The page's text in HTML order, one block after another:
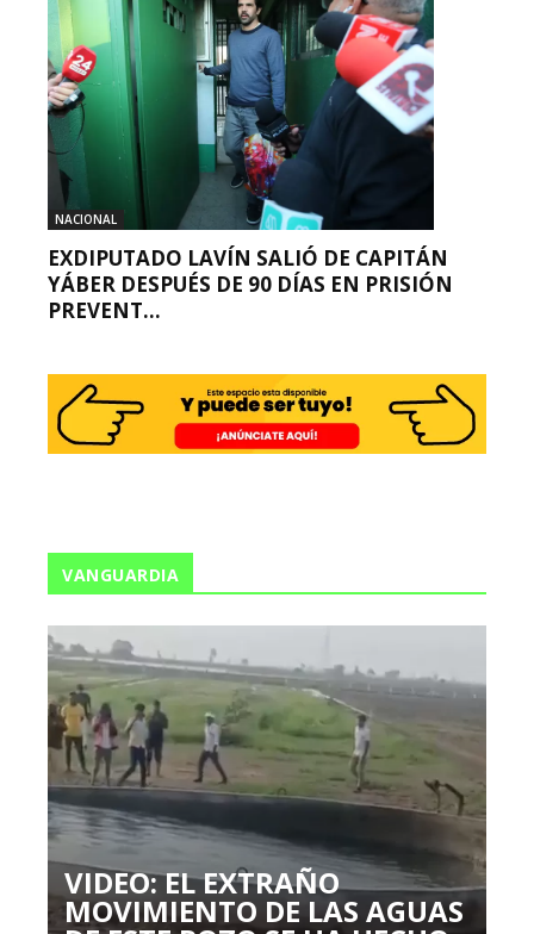
NACIONAL
EXDIPUTADO LAVÍN SALIÓ DE CAPITÁN
YÁBER DESPUÉS DE 90 DÍAS EN PRISIÓN
PREVENT...
VANGUARDIA
VIDEO: EL EXTRAÑO
MOVIMIENTO DE LAS AGUAS